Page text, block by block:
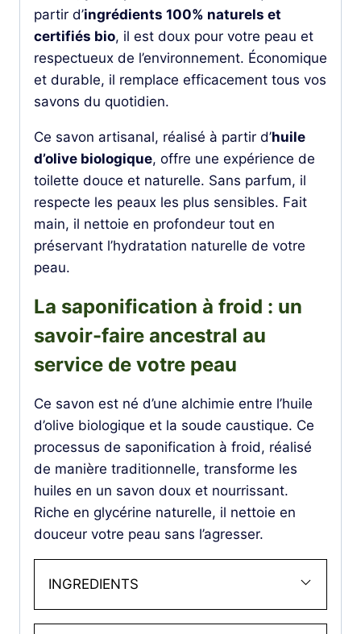
partir d’ingrédients 100% naturels et
certifiés bio, il est doux pour votre peau et
respectueux de l’environnement. Économique
et durable, il remplace efficacement tous vos
savons du quotidien.
Ce savon artisanal, réalisé à partir d’huile
d’olive biologique, offre une expérience de
toilette douce et naturelle. Sans parfum, il
respecte les peaux les plus sensibles. Fait
main, il nettoie en profondeur tout en
préservant l’hydratation naturelle de votre
peau.
La saponification à froid : un
savoir-faire ancestral au
service de votre peau
Ce savon est né d’une alchimie entre l’huile
d’olive biologique et la soude caustique. Ce
processus de saponification à froid, réalisé
de manière traditionnelle, transforme les
huiles en un savon doux et nourrissant.
Riche en glycérine naturelle, il nettoie en
douceur votre peau sans l’agresser.
INGREDIENTS